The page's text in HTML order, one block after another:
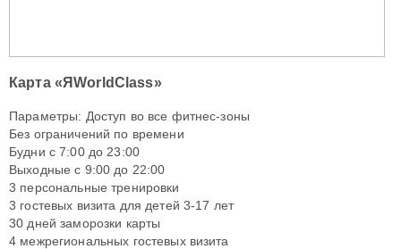
Карта «ЯWorldClass»
Параметры: Доступ во все фитнес-зоны
Без ограничений по времени
Будни с 7:00 до 23:00
Выходные с 9:00 до 22:00
3 персональные тренировки
3 гостевых визита для детей 3-17 лет
30 дней заморозки карты
4 межрегиональных гостевых визита